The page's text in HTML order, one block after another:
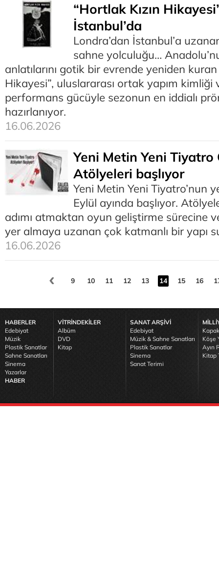
“Hortlak Kızın
İstanbul’da
Londra’dan İstanbul’a
sahne yolculuğu…
anlatılarını gotik bir evrende yeniden kuran
Hikayesi”, uluslararası ortak yapım kimliği
performans gücüyle sezonun en iddialı
hazırlanıyor.
16.06.2026
Yeni Metin Yeni Tiyatro
Atölyeleri başlıyor
Yeni Metin Yeni Tiyatro’nun
Eylül ayında başlıyor.
adımı atmaktan oyun geliştirme sürecine
yer almaya uzanan çok katmanlı bir yapı
16.06.2026
9 10 11 12 13 14 15 16
HABERLER
Edebiyat
Müzik
Plastik Sanatlar
Sahne Sanatları
Sinema
Yazarlar
HABER
VİTRİNDEKİLER
Albüm
DVD
Kitap
SANAT ARŞİVİ
Edebiyat
Müzik & Sahne Sanatları
Plastik Sanatlar
Sinema
Sanat Terimi
Köşe
Ayın
Kitap